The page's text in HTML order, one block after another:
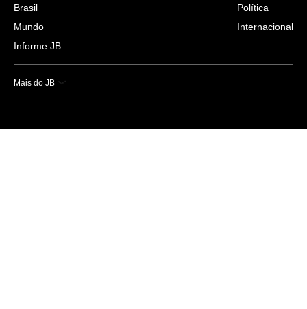
Brasil
Mundo
Informe JB
Política
Internacional
Mais do JB
Esportes